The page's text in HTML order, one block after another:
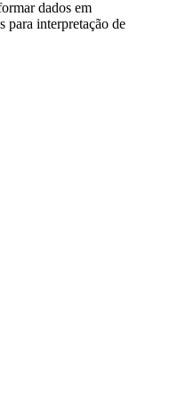
dados em
para interpretação de